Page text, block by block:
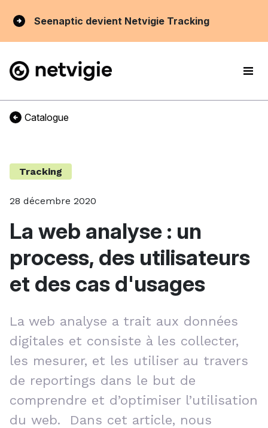
Seenaptic devient Netvigie Tracking
Catalogue
Tracking
28 décembre 2020
La web analyse : un
process, des utilisateurs
et des cas d'usages
La web analyse a trait aux données
digitales et consiste à les collecter,
les mesurer, et les utiliser au travers
de reportings dans le but de
comprendre et d’optimiser l’utilisation
du web. Dans cet article, nous